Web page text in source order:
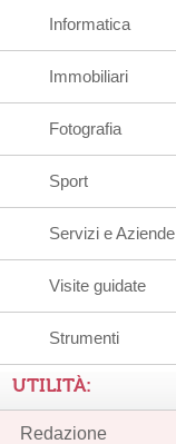
Informatica
Immobiliari
Fotografia
Sport
Servizi e Aziende
Visite guidate
Strumenti
UTILITÀ:
Redazione